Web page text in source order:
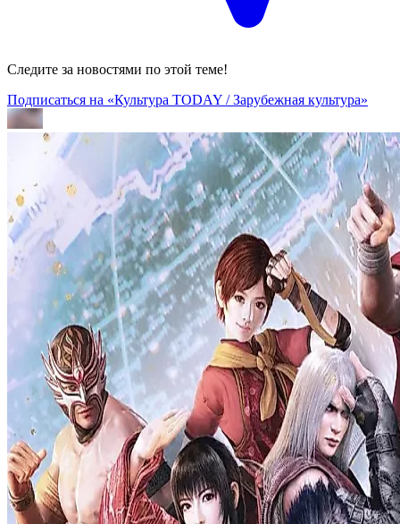
Следите за новостями по этой теме!
Подписаться на «Культура TODAY / Зарубежная культура»